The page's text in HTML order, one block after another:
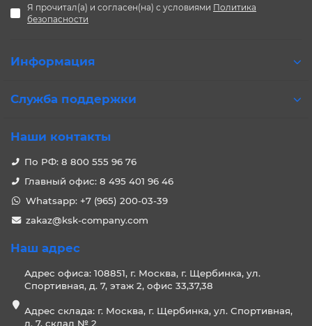
Я прочитал(а) и согласен(на) с условиями Политика
безопасности
Информация
Служба поддержки
Наши контакты
По РФ: 8 800 555 96 76
Главный офис: 8 495 401 96 46
Whatsapp: +7 (965) 200-03-39
zakaz@ksk-company.com
Наш адрес
Адрес офиса: 108851, г. Москва, г. Щербинка, ул.
Спортивная, д. 7, этаж 2, офис 33,37,38
Адрес склада: г. Москва, г. Щербинка, ул. Спортивная,
д. 7, склад № 2